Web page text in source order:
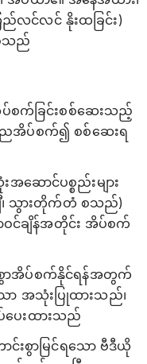
လင်လင် နိုးထခြင်း)
သည်
စက်ခြင်းစစ်ဆေးသည့်
ညအိပ်စက်၍ စစ်ဆေးရ
ဆောင်ပစ္စည်းများ
ကျီ၊ သွားတိုက်တံ စသည်)
င်ချိန်အတိုင်း အိပ်စက်
ာအိပ်စက်နိုင်ရန်အတွက်
ာ အသုံးပြုထားသည်၊
ပေးထားသည်
းစွာမြင်ရသော ဗီဒီယို